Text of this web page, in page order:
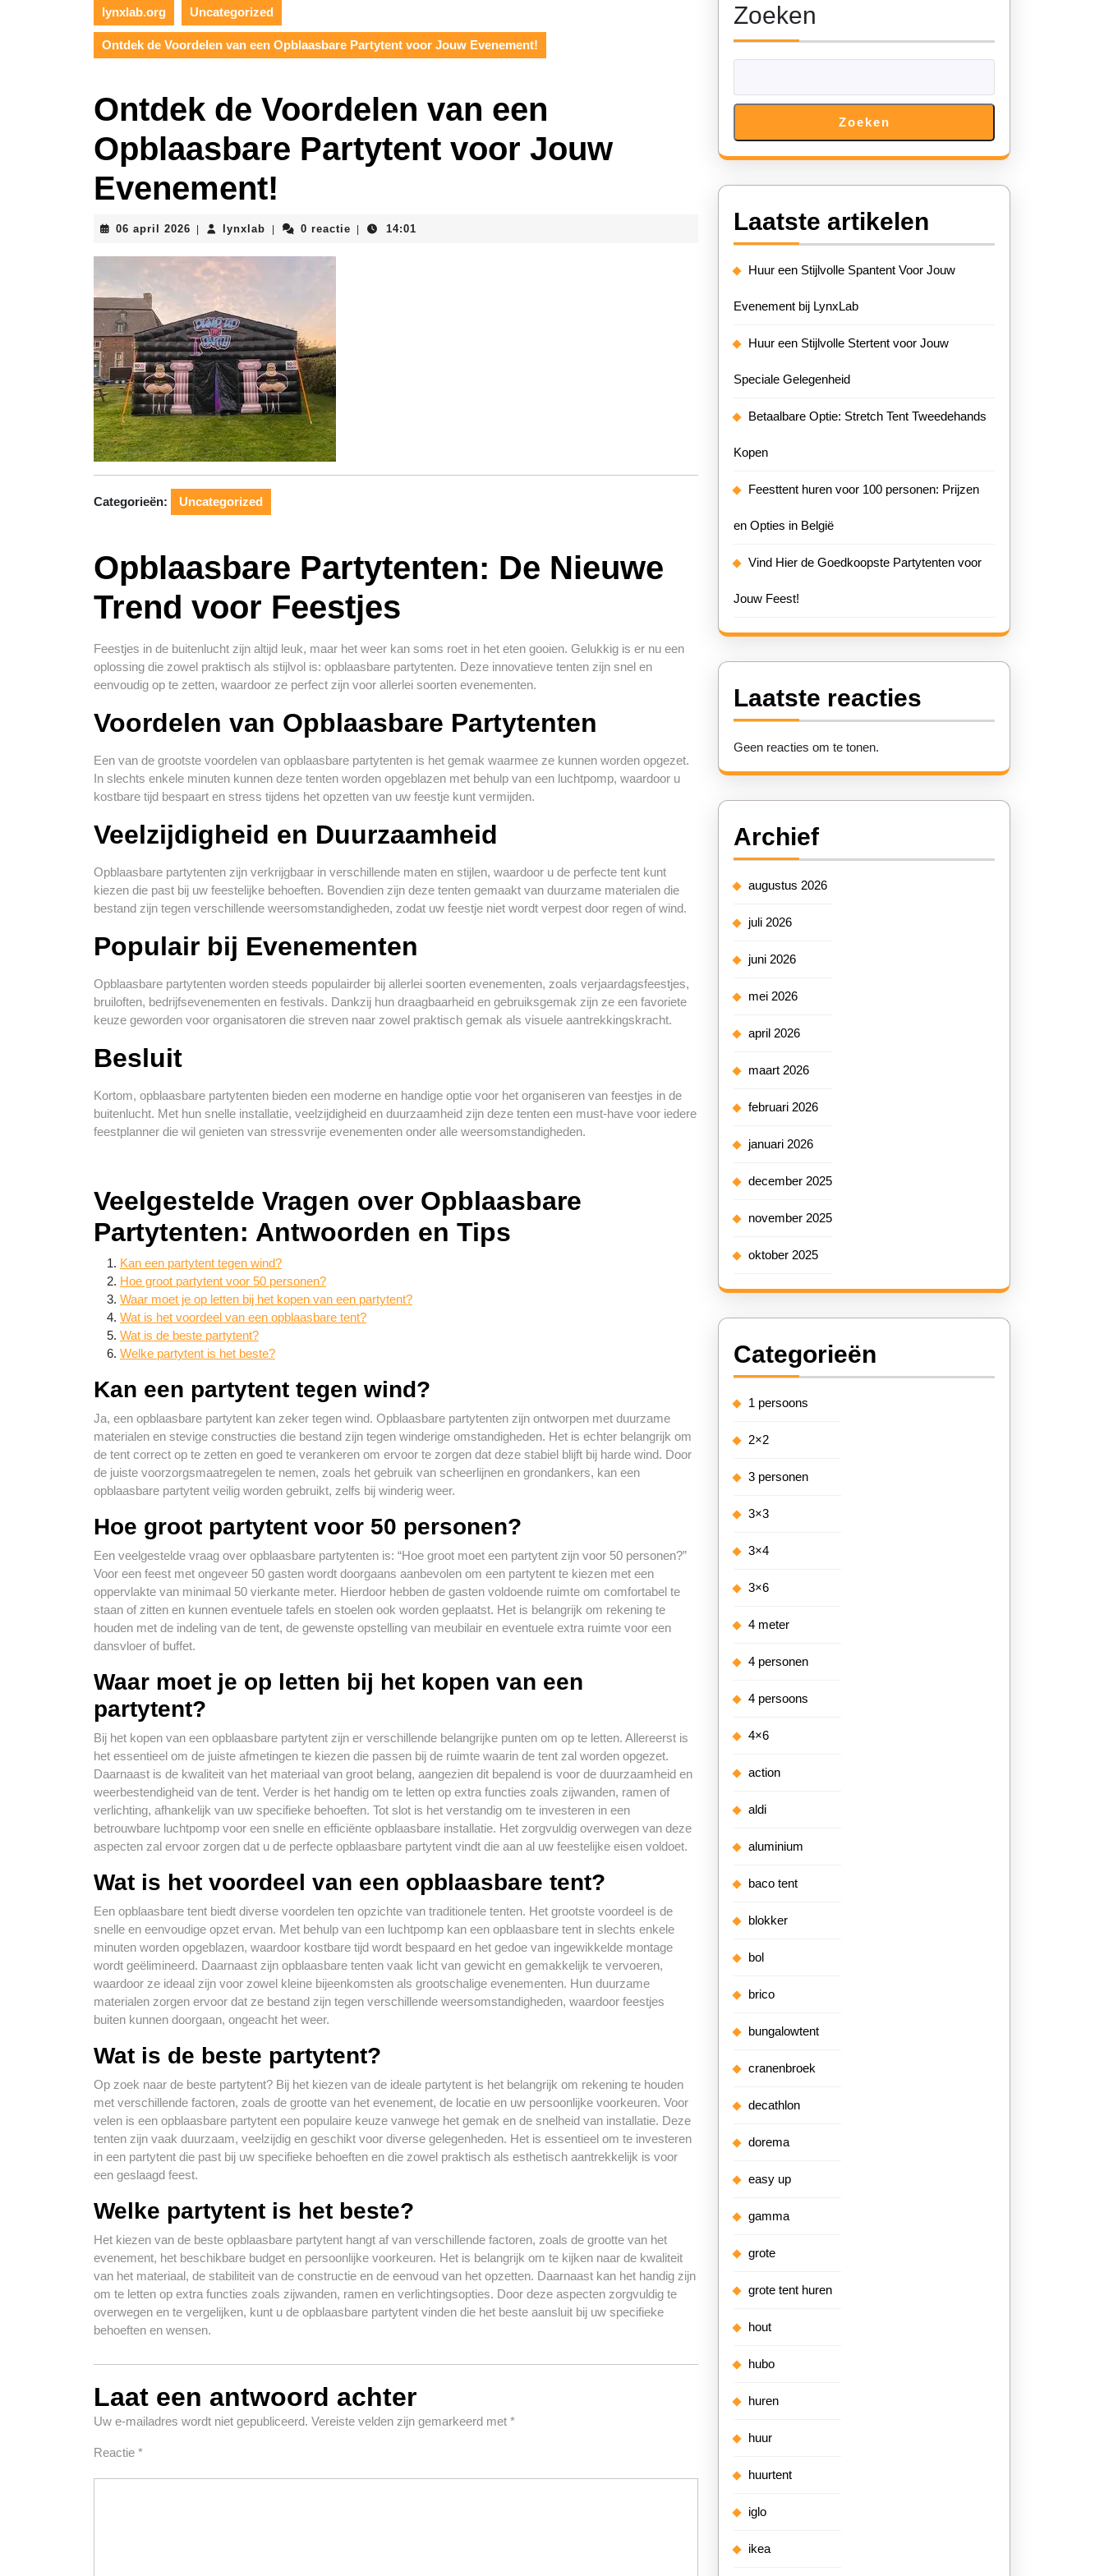
lynxlab.org Uncategorized
Ontdek de Voordelen van een Opblaasbare Partytent voor Jouw Evenement!
Ontdek de Voordelen van een
Opblaasbare Partytent voor Jouw
Evenement!
06 april 2026 06
2026
lynxlab lynxlab0 reactie 14:01
Categorieën: Uncategorized
Opblaasbare Partytenten: De Nieuwe
Trend voor Feestjes
Feestjes in de buitenlucht zijn altijd leuk, maar het weer kan soms roet in het eten gooien. Gelukkig is er nu een
oplossing die zowel praktisch als stijlvol is: opblaasbare partytenten. Deze innovatieve tenten zijn snel en
eenvoudig op te zetten, waardoor ze perfect zijn voor allerlei soorten evenementen.
Voordelen van Opblaasbare Partytenten
Een van de grootste voordelen van opblaasbare partytenten is het gemak waarmee ze kunnen worden opgezet.
In slechts enkele minuten kunnen deze tenten worden opgeblazen met behulp van een luchtpomp, waardoor u
kostbare tijd bespaart en stress tijdens het opzetten van uw feestje kunt vermijden.
Veelzijdigheid en Duurzaamheid
Opblaasbare partytenten zijn verkrijgbaar in verschillende maten en stijlen, waardoor u de perfecte tent kunt
kiezen die past bij uw feestelijke behoeften. Bovendien zijn deze tenten gemaakt van duurzame materialen die
bestand zijn tegen verschillende weersomstandigheden, zodat uw feestje niet wordt verpest door regen of wind.
Populair bij Evenementen
Opblaasbare partytenten worden steeds populairder bij allerlei soorten evenementen, zoals verjaardagsfeestjes,
bruiloften, bedrijfsevenementen en festivals. Dankzij hun draagbaarheid en gebruiksgemak zijn ze een favoriete
keuze geworden voor organisatoren die streven naar zowel praktisch gemak als visuele aantrekkingskracht.
Besluit
Kortom, opblaasbare partytenten bieden een moderne en handige optie voor het organiseren van feestjes in de
buitenlucht. Met hun snelle installatie, veelzijdigheid en duurzaamheid zijn deze tenten een must-have voor iedere
feestplanner die wil genieten van stressvrije evenementen onder alle weersomstandigheden.
Veelgestelde Vragen over Opblaasbare
Partytenten: Antwoorden en Tips
Kan een partytent tegen wind?
Hoe groot partytent voor 50 personen?
Waar moet je op letten bij het kopen van een partytent?
Wat is het voordeel van een opblaasbare tent?
Wat is de beste partytent?
Welke partytent is het beste?
Kan een partytent tegen wind?
Ja, een opblaasbare partytent kan zeker tegen wind. Opblaasbare partytenten zijn ontworpen met duurzame
materialen en stevige constructies die bestand zijn tegen winderige omstandigheden. Het is echter belangrijk om
de tent correct op te zetten en goed te verankeren om ervoor te zorgen dat deze stabiel blijft bij harde wind. Door
de juiste voorzorgsmaatregelen te nemen, zoals het gebruik van scheerlijnen en grondankers, kan een
opblaasbare partytent veilig worden gebruikt, zelfs bij winderig weer.
Hoe groot partytent voor 50 personen?
Een veelgestelde vraag over opblaasbare partytenten is: “Hoe groot moet een partytent zijn voor 50 personen?”
Voor een feest met ongeveer 50 gasten wordt doorgaans aanbevolen om een partytent te kiezen met een
oppervlakte van minimaal 50 vierkante meter. Hierdoor hebben de gasten voldoende ruimte om comfortabel te
staan of zitten en kunnen eventuele tafels en stoelen ook worden geplaatst. Het is belangrijk om rekening te
houden met de indeling van de tent, de gewenste opstelling van meubilair en eventuele extra ruimte voor een
dansvloer of buffet.
Waar moet je op letten bij het kopen van een
partytent?
Bij het kopen van een opblaasbare partytent zijn er verschillende belangrijke punten om op te letten. Allereerst is
het essentieel om de juiste afmetingen te kiezen die passen bij de ruimte waarin de tent zal worden opgezet.
Daarnaast is de kwaliteit van het materiaal van groot belang, aangezien dit bepalend is voor de duurzaamheid en
weerbestendigheid van de tent. Verder is het handig om te letten op extra functies zoals zijwanden, ramen of
verlichting, afhankelijk van uw specifieke behoeften. Tot slot is het verstandig om te investeren in een
betrouwbare luchtpomp voor een snelle en efficiënte opblaasbare installatie. Het zorgvuldig overwegen van deze
aspecten zal ervoor zorgen dat u de perfecte opblaasbare partytent vindt die aan al uw feestelijke eisen voldoet.
Wat is het voordeel van een opblaasbare tent?
Een opblaasbare tent biedt diverse voordelen ten opzichte van traditionele tenten. Het grootste voordeel is de
snelle en eenvoudige opzet ervan. Met behulp van een luchtpomp kan een opblaasbare tent in slechts enkele
minuten worden opgeblazen, waardoor kostbare tijd wordt bespaard en het gedoe van ingewikkelde montage
wordt geëlimineerd. Daarnaast zijn opblaasbare tenten vaak licht van gewicht en gemakkelijk te vervoeren,
waardoor ze ideaal zijn voor zowel kleine bijeenkomsten als grootschalige evenementen. Hun duurzame
materialen zorgen ervoor dat ze bestand zijn tegen verschillende weersomstandigheden, waardoor feestjes
buiten kunnen doorgaan, ongeacht het weer.
Wat is de beste partytent?
Op zoek naar de beste partytent? Bij het kiezen van de ideale partytent is het belangrijk om rekening te houden
met verschillende factoren, zoals de grootte van het evenement, de locatie en uw persoonlijke voorkeuren. Voor
velen is een opblaasbare partytent een populaire keuze vanwege het gemak en de snelheid van installatie. Deze
tenten zijn vaak duurzaam, veelzijdig en geschikt voor diverse gelegenheden. Het is essentieel om te investeren
in een partytent die past bij uw specifieke behoeften en die zowel praktisch als esthetisch aantrekkelijk is voor
een geslaagd feest.
Welke partytent is het beste?
Het kiezen van de beste opblaasbare partytent hangt af van verschillende factoren, zoals de grootte van het
evenement, het beschikbare budget en persoonlijke voorkeuren. Het is belangrijk om te kijken naar de kwaliteit
van het materiaal, de stabiliteit van de constructie en de eenvoud van het opzetten. Daarnaast kan het handig zijn
om te letten op extra functies zoals zijwanden, ramen en verlichtingsopties. Door deze aspecten zorgvuldig te
overwegen en te vergelijken, kunt u de opblaasbare partytent vinden die het beste aansluit bij uw specifieke
behoeften en wensen.
Laat een antwoord achter
Uw e-mailadres wordt niet gepubliceerd. Vereiste velden zijn gemarkeerd met *
Reactie *
Zoeken
Zoeken
Laatste artikelen
Huur een Stijlvolle Spantent Voor Jouw
Evenement bij LynxLab
Huur een Stijlvolle Stertent voor Jouw
Speciale Gelegenheid
Betaalbare Optie: Stretch Tent Tweedehands
Kopen
Feesttent huren voor 100 personen: Prijzen
en Opties in België
Vind Hier de Goedkoopste Partytenten voor
Jouw Feest!
Laatste reacties
Geen reacties om te tonen.
Archief
augustus 2026
juli 2026
juni 2026
mei 2026
april 2026
maart 2026
februari 2026
januari 2026
december 2025
november 2025
oktober 2025
Categorieën
1 persoons
2×2
3 personen
3×3
3×4
3×6
4 meter
4 personen
4 persoons
4×6
action
aldi
aluminium
baco tent
blokker
bol
brico
bungalowtent
cranenbroek
decathlon
dorema
easy up
gamma
grote
grote tent huren
hout
hubo
huren
huur
huurtent
iglo
ikea